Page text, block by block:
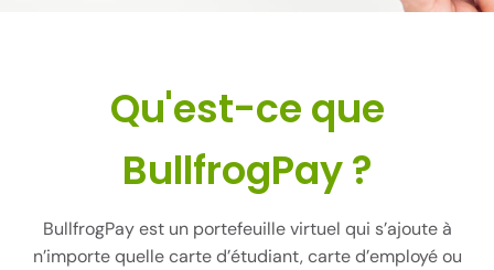
Qu'est-ce que
BullfrogPay ?
BullfrogPay est un portefeuille virtuel qui s’ajoute à
n’importe quelle carte d’étudiant, carte d’employé ou